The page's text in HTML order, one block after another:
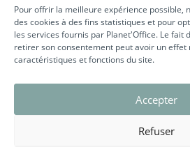
Pour offrir la meilleure expérience possible,
des cookies à des fins statistiques et pour
les services fournis par Planet'Office. Le fait
retirer son consentement peut avoir un effet
caractéristiques et fonctions du site.
Accepter
Refuser
 02 43 75 78 75